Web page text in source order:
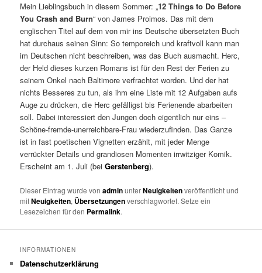
Mein Lieblingsbuch in diesem Sommer: „12 Things to Do Before
You Crash and Burn“ von James Proimos. Das mit dem
englischen Titel auf dem von mir ins Deutsche übersetzten Buch
hat durchaus seinen Sinn: So temporeich und kraftvoll kann man
im Deutschen nicht beschreiben, was das Buch ausmacht. Herc,
der Held dieses kurzen Romans ist für den Rest der Ferien zu
seinem Onkel nach Baltimore verfrachtet worden. Und der hat
nichts Besseres zu tun, als ihm eine Liste mit 12 Aufgaben aufs
Auge zu drücken, die Herc gefälligst bis Ferienende abarbeiten
soll. Dabei interessiert den Jungen doch eigentlich nur eins –
Schöne-fremde-unerreichbare-Frau wiederzufinden. Das Ganze
ist in fast poetischen Vignetten erzählt, mit jeder Menge
verrückter Details und grandiosen Momenten irrwitziger Komik.
Erscheint am 1. Juli (beiGerstenberg).
Dieser Eintrag wurde vonadminunterNeuigkeitenveröffentlicht und
mitNeuigkeiten, Übersetzungenverschlagwortet. Setze ein
Lesezeichen für den Permalink.
INFORMATIONEN
Datenschutzerklärung